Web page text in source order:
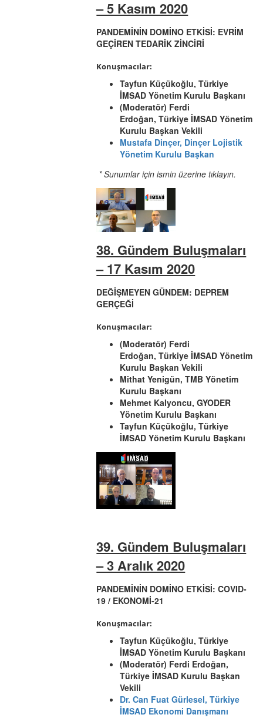
– 5 Kasım 2020
PANDEMİNİN DOMİNO ETKİSİ: EVRİM
GEÇİREN TEDARİK ZİNCİRİ
Konuşmacılar:
Tayfun Küçükoğlu, Türkiye
İMSAD Yönetim Kurulu Başkanı
(Moderatör) Ferdi
Erdoğan, Türkiye İMSAD Yönetim
Kurulu Başkan Vekili
Mustafa Dinçer, Dinçer Lojistik
Yönetim Kurulu Başkan
* Sunumlar için ismin üzerine tıklayın.
38. Gündem Buluşmaları
– 17 Kasım 2020
DEĞİŞMEYEN GÜNDEM: DEPREM
GERÇEĞİ
Konuşmacılar:
(Moderatör) Ferdi
Erdoğan, Türkiye İMSAD Yönetim
Kurulu Başkan Vekili
Mithat Yenigün, TMB Yönetim
Kurulu Başkanı
Mehmet Kalyoncu, GYODER
Yönetim Kurulu Başkanı
Tayfun Küçükoğlu, Türkiye
İMSAD Yönetim Kurulu Başkanı
39. Gündem Buluşmaları
– 3 Aralık 2020
PANDEMİNİN DOMİNO ETKİSİ: COVID-
19 / EKONOMİ-21
Konuşmacılar:
Tayfun Küçükoğlu, Türkiye
İMSAD Yönetim Kurulu Başkanı
(Moderatör) Ferdi Erdoğan,
Türkiye İMSAD Kurulu Başkan
Vekili
Dr. Can Fuat Gürlesel,Türkiye
İMSAD Ekonomi Danışmanı